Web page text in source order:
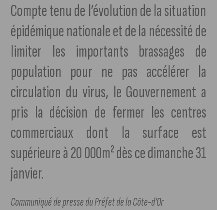
Compte tenu de l’évolution de la situation
épidémique nationale et de la nécessité de
limiter les importants brassages de
population pour ne pas accélérer la
circulation du virus, le Gouvernement a
pris la décision de fermer les centres
commerciaux dont la surface est
supérieure à 20 000m² dès ce dimanche 31
janvier.
Communiqué de presse du Préfet de la Côte-d’Or